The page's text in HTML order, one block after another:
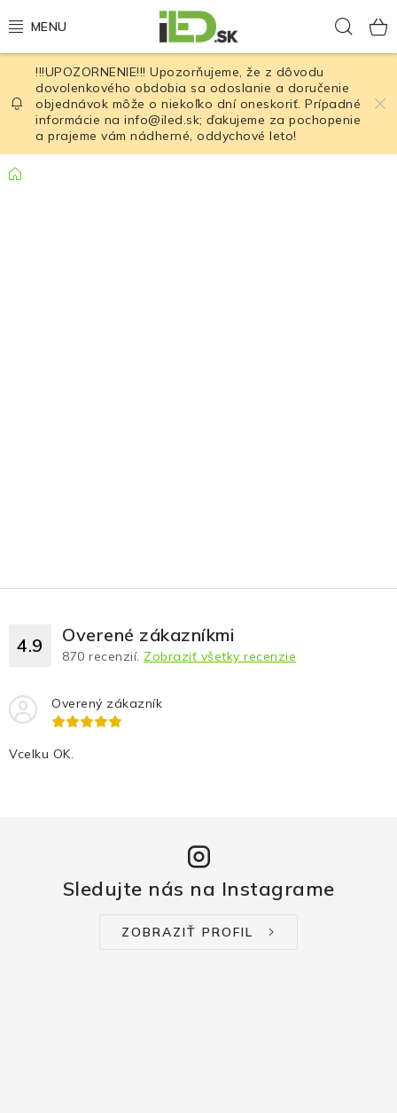
na
LED osvetlenie
LED baterky
LED čelovky
Značky
O nás Veľkoobchod
Ochrana osobných údajov
!!!UPOZORNENIE!!! Upozorňujeme, že z dôvodu
dovolenkového obdobia sa odoslanie a doručenie
objednávok môže o niekoľko dní oneskoriť. Prípadné
informácie na info@iled.sk; ďakujeme za pochopenie
a prajeme vám nádherné, oddychové leto!
Domov
4.9 Overené zákazníkmi
870 recenzií. Zobraziť všetky recenzie
Overený zákazník
Vcelku OK.
Sledujte nás na Instagrame
ZOBRAZIŤ PROFIL